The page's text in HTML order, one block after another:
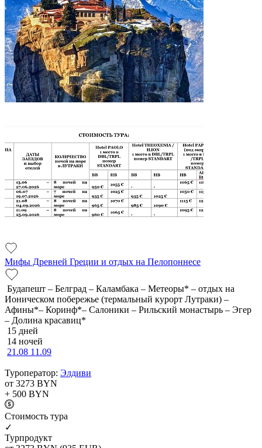
Мифы Древней Греции и отдых на Пелопоннесе
Будапешт – Белград – Каламбака – Метеоры* – отдых на
Ионическом побережье (термальный курорт Лутраки) –
Афины*– Коринф*– Салоники – Рильский монастырь – Эгер
– Долина красавиц*
15 дней
14 ночей
21.08 11.09
Туроператор: Элдиви
от 3273 BYN
+ 500 BYN
Cтоимость тура
✓
Турпродукт